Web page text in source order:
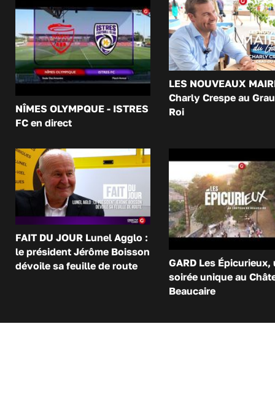
NÎMES OLYMPQUE - ISTRES
FC en direct
LES NOUVEAUX
Charly Crespe au
Roi
FAIT DU JOUR Lunel Agglo :
le président Jérôme Boisson
dévoile sa feuille de route
GARD Les Épicurieux,
soirée unique au
Beaucaire